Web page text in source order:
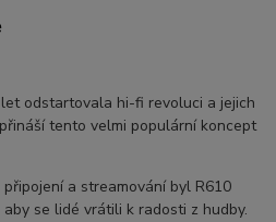
odstartovala hi-fi revoluci a jejich
tento velmi populární koncept
a streamování byl R610
se lidé vrátili k radosti z hudby.